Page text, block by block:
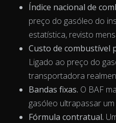
The chart has 1 X axis
Índice nacional de
preço do gasóleo do
estatística, revisto
Custo de
Ligado ao preço do
transportadora
Bandas fixas. O BAF
gasóleo ultrapassar
Fórmula contratual.